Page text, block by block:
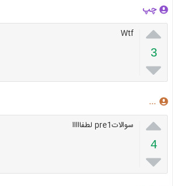
چپ

3

Wtf
...‌‌

4

سوالاتpre1 لطفااااا